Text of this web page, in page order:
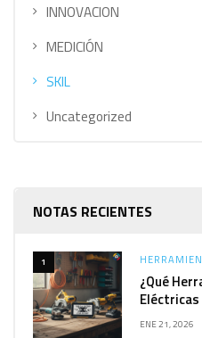
INNOVACION
MEDICIÓN
SKIL
Uncategorized
NOTAS RECIENTES
1
¿Qué
Eléctricas
ENE 21, 2026